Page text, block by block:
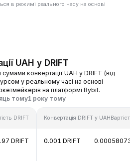
в режимі реального часу на основі
UAH у DRIFT
конвертації UAH у DRIFT (від
у реальному часі на основі
на платформі Bybit.
тому1 року тому
DRIFT
DRIFT
Конвертація DRIFT у UAH
0.001 DRIFT